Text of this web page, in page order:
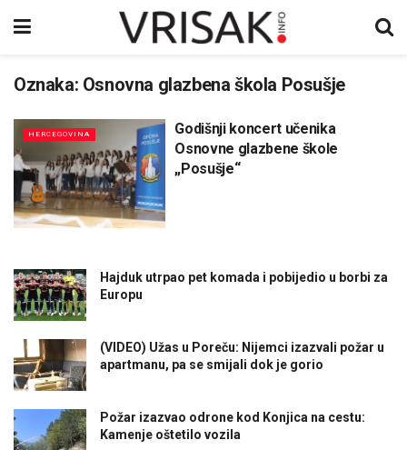
Oznaka: Osnovna glazbena škola Posušje
HERCEGOVINA
Godišnji koncert učenika
Osnovne glazbene škole
„Posušje“
Hajduk utrpao pet komada i pobijedio u borbi za
Europu
(VIDEO) Užas u Poreču: Nijemci izazvali požar u
apartmanu, pa se smijali dok je gorio
Požar izazvao odrone kod Konjica na cestu:
Kamenje oštetilo vozila